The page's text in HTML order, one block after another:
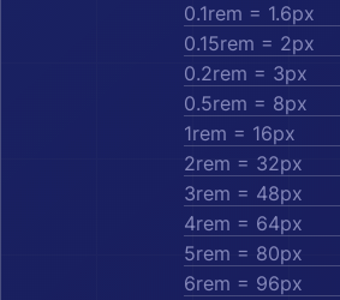
0.1rem = 1.6px
0.15rem = 2px
0.2rem = 3px
0.5rem = 8px
1rem = 16px
2rem = 32px
3rem = 48px
4rem = 64px
5rem = 80px
6rem = 96px